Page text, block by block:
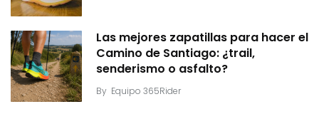
Las mejores zapatillas para hacer el
Camino de Santiago: ¿trail,
senderismo o asfalto?
By Equipo 365Rider